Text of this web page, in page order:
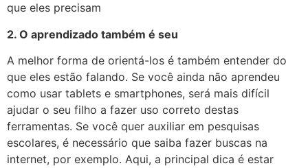
que eles precisam
2. O aprendizado também é seu
A melhor forma de orientá-los é também entender do
que eles estão falando. Se você ainda não aprendeu
como usar tablets e smartphones, será mais difícil
ajudar o seu filho a fazer uso correto destas
ferramentas. Se você quer auxiliar em pesquisas
escolares, é necessário que saiba fazer buscas na
internet, por exemplo. Aqui, a principal dica é estar